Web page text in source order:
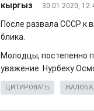
кыргыз 30.01.2020,
После развала СССР к
блика.
Молодцы, постепенно
уважение Нурбеку
ЦИТИРОВАТЬ ЖАЛОБА